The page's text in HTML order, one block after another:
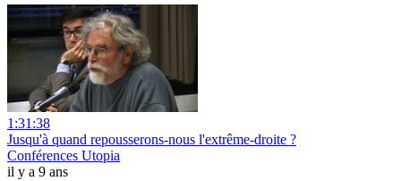
1:31:38
Jusqu'à quand repousserons-nous l'extrême-droite ?
Conférences Utopia
il y a 9 ans